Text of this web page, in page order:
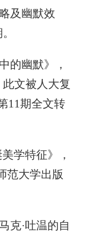
及幽默效
的幽默》，
此文被人大复
11期全文转
学特征》，
范大学出版
克·吐温的自